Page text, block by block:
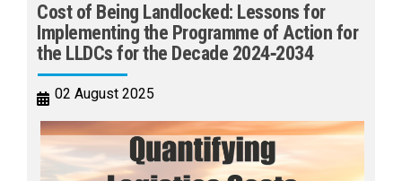
Cost of Being Landlocked: Lessons for
Implementing the Programme of Action for
the LLDCs for the Decade 2024‑2034
02 August 2025